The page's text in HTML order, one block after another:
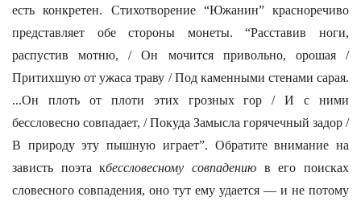
есть конкретен. Стихотворение “Южанин” красноречиво
представляет обе стороны монеты. “Расставив ноги,
распустив мотню, / Он мочится привольно, орошая /
Притихшую от ужаса траву / Под каменными стенами сарая.
...Он плоть от плоти этих грозных гор / И с ними
бессловесно совпадает, / Покуда Замысла горячечный задор /
В природу эту пышную играет”. Обратите внимание на
зависть поэта кбессловесному совпадению в его поисках
словесного совпадения, оно тут ему удается — и не потому